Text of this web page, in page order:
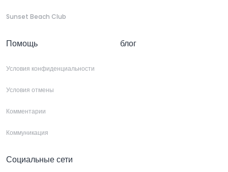
Sunset Beach Club
Помощь
Условия конфиденциальности
Условия отмены
Комментарии
Коммуникация
блог
Социальные сети